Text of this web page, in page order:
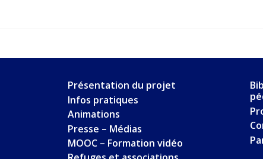
Présentation du projet
Infos pratiques
Animations
Presse – Médias
MOOC – Formation vidéo